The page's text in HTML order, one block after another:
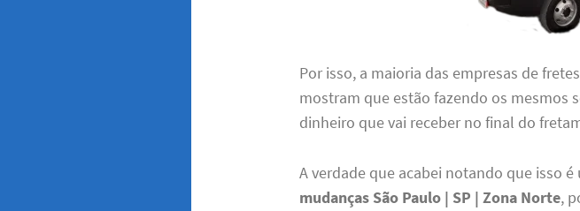
Por isso, a maioria das empresas de
mostram que estão fazendo os mesmos
dinheiro que vai receber no final do
A verdade que acabei notando que isso
mudanças São Paulo | SP | Zona Norte,